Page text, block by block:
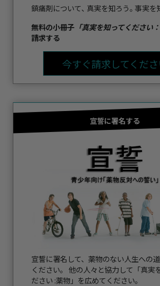
鎮痛剤について､ 真実を知ろう｡ 事実を
無料の小冊子 「真実を知ってください
請求する
今すぐ請求してくだ
宣誓に署名する
宣誓に署名して、薬物のない人生への
ください。 他の人々と協力して「真実
ださい :薬物」を広めてください。